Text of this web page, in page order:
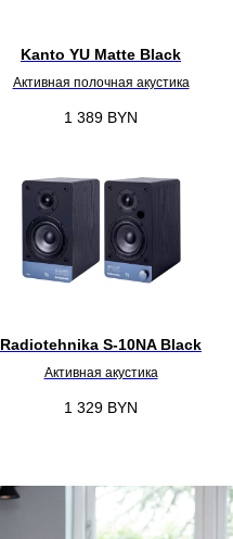
Kanto YU Matte Black
Активная полочная акустика
1 389 BYN
Radiotehnika S-10NA Black
Активная акустика
1 329 BYN